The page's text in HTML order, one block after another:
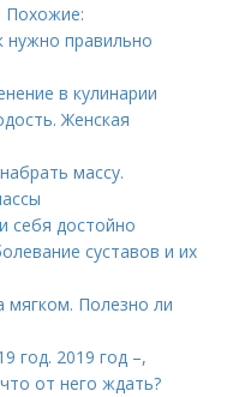
Похожие:
нужно правильно
в кулинарии
Женская
массу.
себя достойно
суставов и их
мягком. Полезно ли
год. 2019 год –,
от него ждать?